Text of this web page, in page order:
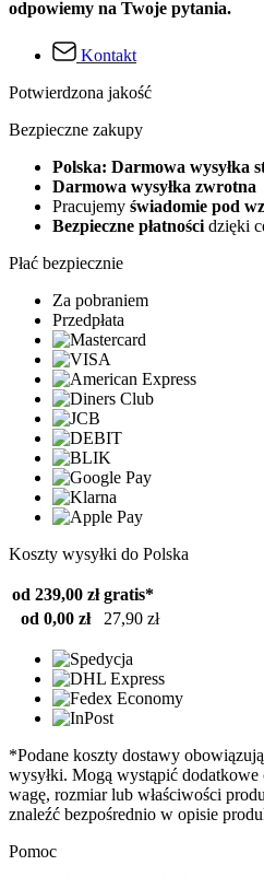
odpowiemy na Twoje pytania.
Kontakt
Potwierdzona jakość
Bezpieczne zakupy
Polska: Darmowa wysyłka
Darmowa wysyłka zwrotna
Pracujemy świadomie pod
Bezpieczne płatności dzięki
Płać bezpiecznie
Za pobraniem
Przedpłata
Koszty wysyłki do Polska
od 239,00 zł gratis*
od 0,00 zł
27,90 zł
*Podane koszty dostawy
wysyłki. Mogą wystąpić dodatkowe
wagę, rozmiar lub właściwości
znaleźć bezpośrednio w opisie
Pomoc